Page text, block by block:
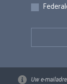
Uw e-